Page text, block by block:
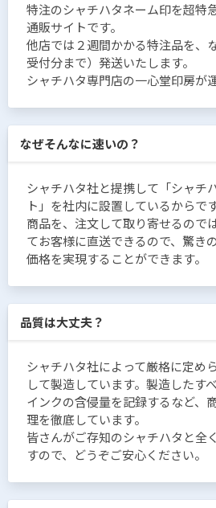
特注のシャチハタネーム印を超特
通販サイトです。
他店では２週間かかる特注品を、
受付分まで）発送いたします。
シャチハタ専門店の一心堂印房が
なぜそんなに速いの？
シャチハタ社と提携して「シャチ
ト」を社内に設置しているからです
商品を、注文して取り寄せるので
てお客様に直送できるので、驚き
価格を実現することができます。
品質は大丈夫？
シャチハタ社によって厳格に定め
して製造しています。製造したす
インクの含侵量を記録するなど、
理を徹底しています。
皆さんがご存知のシャチハタと全
すので、どうぞご安心ください。